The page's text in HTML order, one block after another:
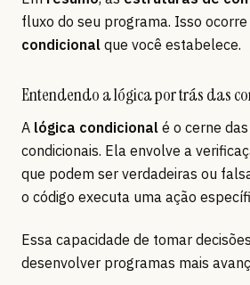
fluxo do seu programa. Isso ocorre
condicional que você estabelece.
Entendendo a lógica por trás das
A lógica condicional é o cerne
condicionais. Ela envolve a
que podem ser verdadeiras ou
o código executa uma ação
Essa capacidade de tomar
desenvolver programas mais